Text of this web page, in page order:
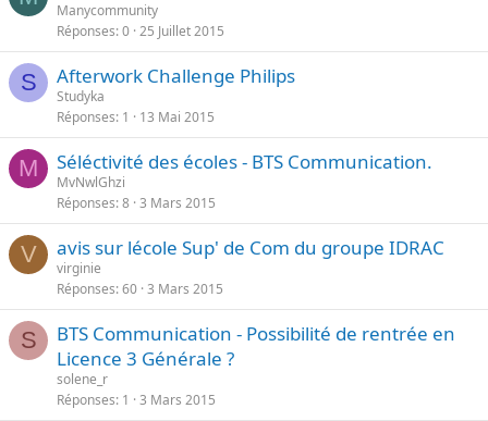
Manycommunity
Réponses 0 25 Juillet 2015
S Afterwork Challenge Philips
Studyka
Réponses 1 13 Mai 2015
M Séléctivité des écoles - BTS Communication.
MvNwlGhzi
Réponses 8 3 Mars 2015
V avis sur lécole Sup' de Com du groupe IDRAC
virginie
Réponses 60 3 Mars 2015
S
BTS Communication - Possibilité de rentrée en
Licence 3 Générale ?
solene_r
Réponses 1 3 Mars 2015